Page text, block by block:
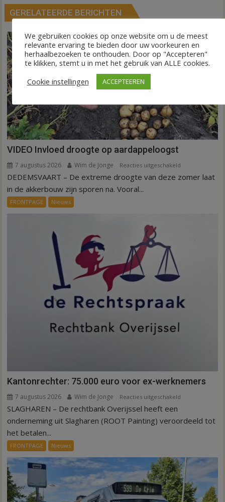
GERELATEERDE BERICHTEN
VIDEO Invloed droogte op aardappeloogst
7 augustus 2026 Wim de Jonge Reacties uitgeschakeld
VIDEO
DEDEMSVAART – De extreme droogte van deze zomer laat
in de akkerbouw zijn sporen na. Vooral...
FRONTPAGE Nieuws
Kantonrechter: 75.000 euro voor ex-werknemers
7 augustus 2026 Wim de Jonge Reacties uitgeschakeld
75.000
werknemers
SLAGHAREN – De rechtbank Overijssel heeft een
onderneming uit Slagharen (ROOT Painting) veroordeeld tot
het betalen...
FRONTPAGE Nieuws
We gebruiken cookies op onze website om u de meest
relevante ervaring te bieden door uw voorkeuren en
herhaalbezoeken te onthouden. Door op "Accepteren"
te klikken, stemt u in met het gebruik van ALLE cookies.
Cookie instellingen
ACCEPTEEREN